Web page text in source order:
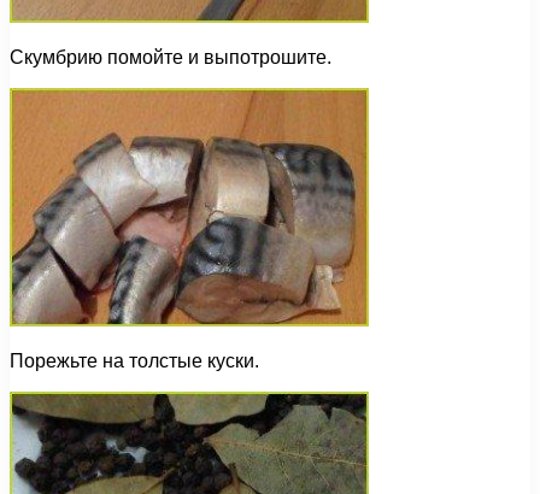
Скумбрию помойте и выпотрошите.
Порежьте на толстые куски.